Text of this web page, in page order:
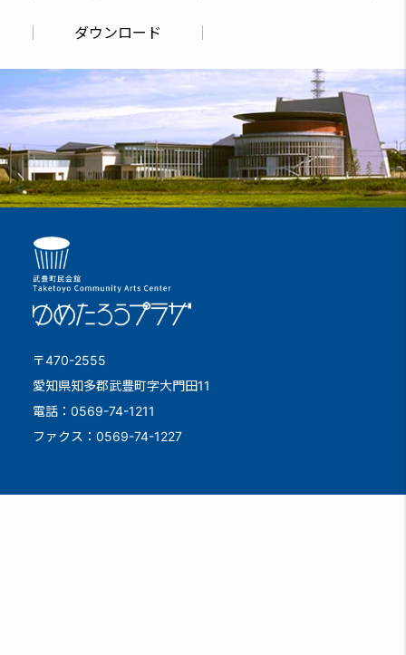
ダウンロード
〒470-2555
愛知県知多郡武豊町字大門田11
電話：0569-74-1211
ファクス：0569-74-1227